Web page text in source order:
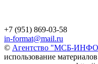
+7 (951) 869-03-58
in-format@mail.ru
© Агентство "МСБ-
использование